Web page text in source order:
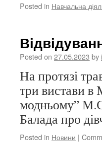
Posted in Навчальна
Posted on 27.05.2023 by
На протязі
три вистави в
модньому”
Балада про
Posted in Новини |